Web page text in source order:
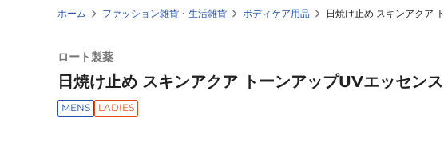
ホーム ファッション雑貨・生活雑貨 ボディケア用品 日焼け止め スキンアクア
ロート製薬
日焼け止め スキンアクア トーンアップUVエッセ
MENS LADIES